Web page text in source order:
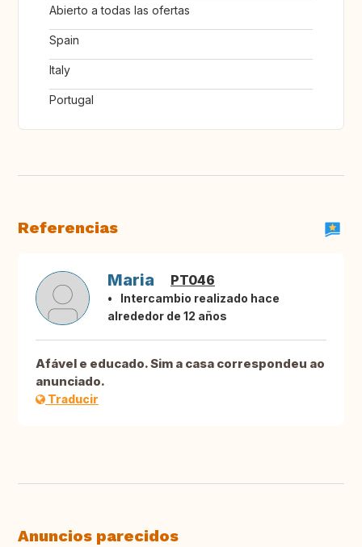
Abierto a todas las ofertas
Spain
Italy
Portugal
Referencias
Maria PT046
Intercambio realizado hace
alrededor de 12 años
Afável e educado. Sim a casa correspondeu ao
anunciado.
Traducir
Anuncios parecidos